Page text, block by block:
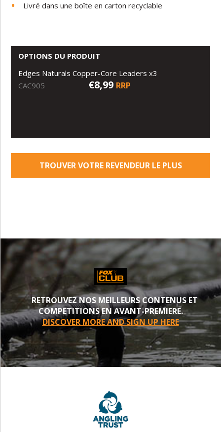
Livré dans une boîte en carton recyclable
OPTIONS DU PRODUIT
Edges Naturals Copper-Core Leaders x3
CAC905
€8,99 RRP
TROUVER VOTRE REVENDEUR LE PLUS
RETROUVEZ NOS MEILLEURS CONTENUS ET
COMPETITIONS EN AVANT-PREMIERE.
DISCOVER MORE AND SIGN UP HERE